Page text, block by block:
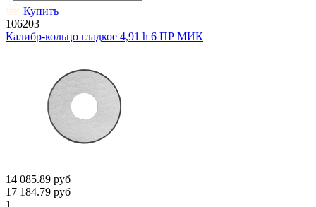
Купить
106203
Калибр-кольцо гладкое 4,91 h 6 ПР МИК
14 085.89 руб
17 184.79 руб